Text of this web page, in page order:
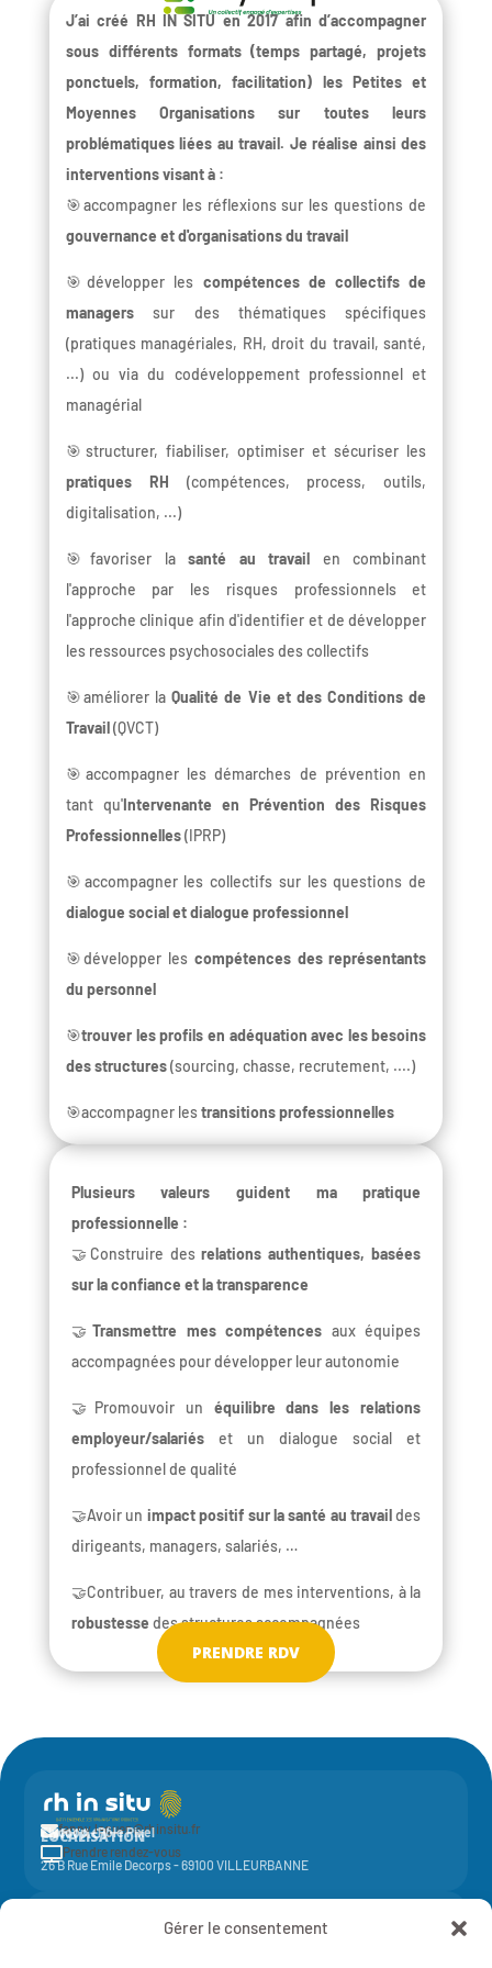
Gérer le consentement
J’ai créé RH IN SITU en 2017 afin d’accompagner
sous différents formats (temps partagé, projets
ponctuels, formation, facilitation) les Petites et
Moyennes Organisations sur toutes leurs
problématiques liées au travail. Je réalise ainsi des
interventions visant à :
🎯accompagner les réflexions sur les questions de
gouvernance et d'organisations du travail
🎯développer les compétences de collectifs de
managerssur des thématiques spécifiques
(pratiques managériales, RH, droit du travail, santé,
...) ou via du codéveloppement professionnel et
managérial
🎯structurer, fiabiliser, optimiser et sécuriser les
pratiques RH (compétences, process, outils,
digitalisation, ...)
🎯favoriser lasanté au travail en combinant
l'approche par les risques professionnels et
l'approche clinique afin d'identifier et de développer
les ressources psychosociales des collectifs
🎯améliorer laQualité de Vie et des Conditions de
Travail(QVCT)
🎯accompagner les démarches de prévention en
tant qu'Intervenante en Prévention des Risques
Professionnelles(IPRP)
🎯accompagner les collectifs sur les questions de
dialogue social et dialogue professionnel
🎯développer les compétences des représentants
du personnel
🎯trouver les profils en adéquation avec les besoins
des structures(sourcing, chasse, recrutement, ....)
🎯accompagner lestransitions professionnelles
Plusieurs valeurs guident ma pratique
professionnelle :
🤝Construire desrelations authentiques, basées
sur la confiance et la transparence
🤝Transmettre mes compétences aux équipes
accompagnées pour développer leur autonomie
🤝Promouvoir un équilibre dans les relations
employeur/salariéset un dialogue social et
professionnel de qualité
🤝Avoir un impact positif sur la santé au travaildes
dirigeants, managers, salariés, …
🤝Contribuer, au travers de mes interventions, à la
robustesse des structures accompagnées
PRENDRE RDV
CONTACT
fanny.leguen@rhinsitu.fr
 Prendre rendez-vous
LOCALISATION
Elycoop - Pôle Pixel
26 B Rue Emile Decorps - 69100 VILLEURBANNE
SIREN 429 851 637 - NAF 7022Z - 429 851 637 RCS Lyon